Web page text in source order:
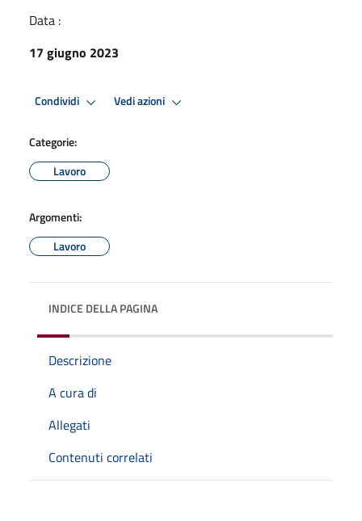
Data :
17 giugno 2023
Condividi Vedi azioni
Categorie:
Lavoro
Argomenti:
Lavoro
INDICE DELLA PAGINA
Descrizione
A cura di
Allegati
Contenuti correlati